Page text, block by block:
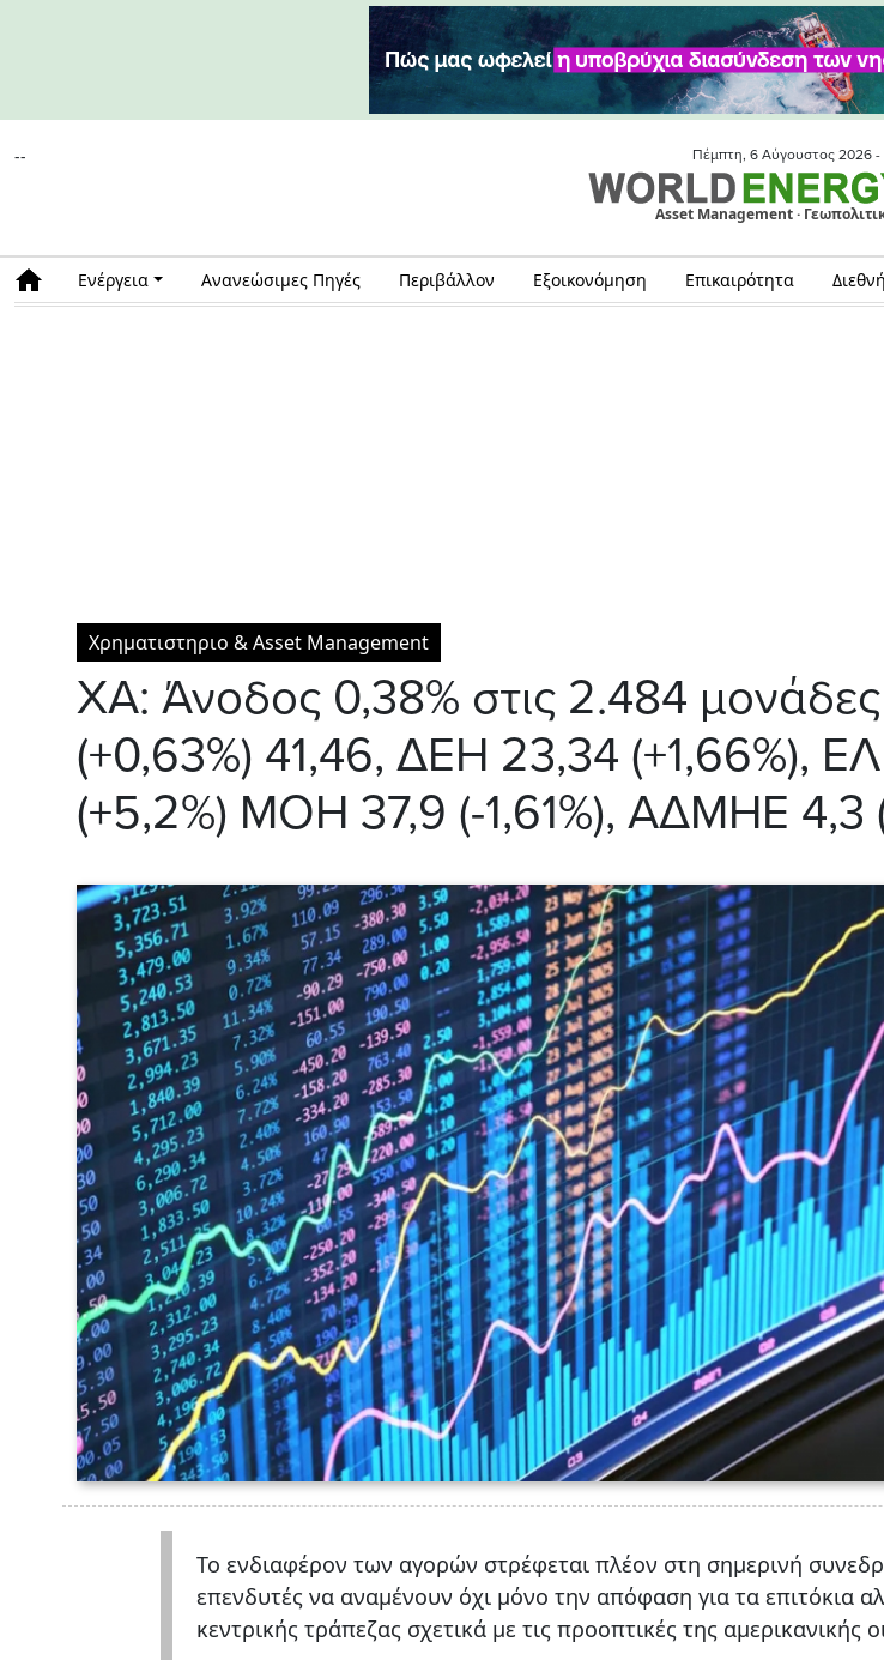
-- Πέμπτη, 6 Αύγουστος 2026 -
Asset Management ·
Ενέργεια Ανανεώσιμες Πηγές Περιβάλλον Εξοικονόμηση Επικαιρότητα Διεθνή
Χρηματιστηριο & Asset Management
ΧΑ: Άνοδος 0,38% στις 2.484
(+0,63%) 41,46, ΔΕΗ 23,34 (+1,66%),
(+5,2%) ΜΟΗ 37,9 (-1,61%), ΑΔΜΗΕ 4,3
Το ενδιαφέρον των αγορών στρέφεται πλέον στη σημερινή
επενδυτές να αναμένουν όχι μόνο την απόφαση για τα επιτόκια
κεντρικής τράπεζας σχετικά με τις προοπτικές της αμερικανικής